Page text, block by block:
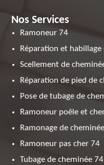
Nos Services
Ramoneur 74
Réparation et
Scellement de
Réparation de pied de
Pose de tubage de
Ramoneur poêle et
Ramonage de
Ramoneur pas cher 74
Tubage de cheminée 74